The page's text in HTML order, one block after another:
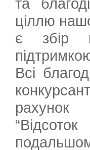
ціллю
є збір
Всі
рахунок